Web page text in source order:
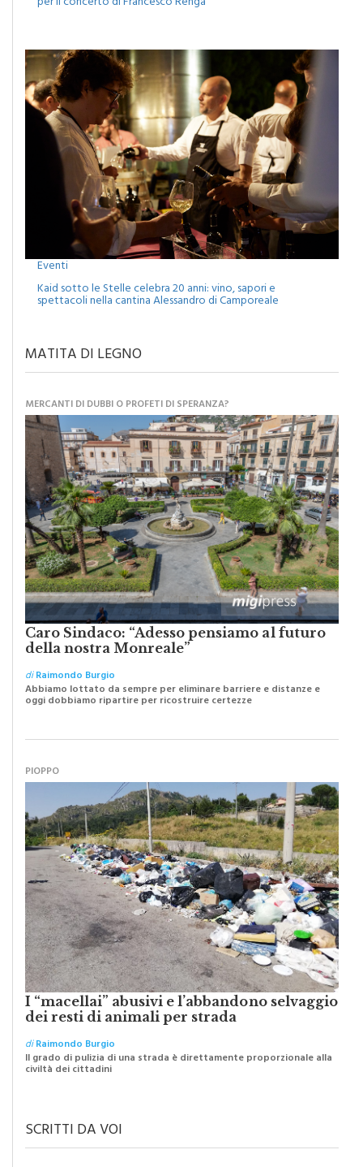
Eventi
Kaid sotto le Stelle celebra 20 anni: vino, sapori e
spettacoli nella cantina Alessandro di Camporeale
MATITA DI LEGNO
MERCANTI DI DUBBI O PROFETI DI SPERANZA?
Caro Sindaco: “Adesso pensiamo al futuro
della nostra Monreale”
diRaimondo Burgio
Abbiamo lottato da sempre per eliminare barriere e distanze e
oggi dobbiamo ripartire per ricostruire certezze
PIOPPO
I “macellai” abusivi e l’abbandono selvaggio
dei resti di animali per strada
diRaimondo Burgio
Il grado di pulizia di una strada è direttamente proporzionale alla
civiltà dei cittadini
SCRITTI DA VOI